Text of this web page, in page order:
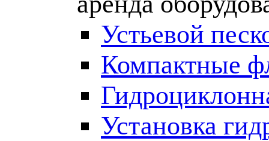
Устьевой
Компактные
Установка